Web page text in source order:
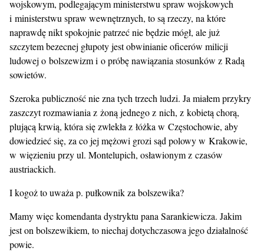
wojskowym, podlegającym ministerstwu spraw wojskowych
i ministerstwu spraw wewnętrznych, to są rzeczy, na które
naprawdę nikt spokojnie patrzeć nie będzie mógł, ale już
szczytem bezecnej głupoty jest obwinianie oficerów milicji
ludowej o bolszewizm i o próbę nawiązania stosunków z Radą
sowietów.
Szeroka publiczność nie zna tych trzech ludzi. Ja miałem przykry
zaszczyt rozmawiania z żoną jednego z nich, z kobietą chorą,
plującą krwią, która się zwlekła z łóżka w Częstochowie, aby
dowiedzieć się, za co jej mężowi grozi sąd polowy w Krakowie,
w więzieniu przy ul. Montelupich, osławionym z czasów
austriackich.
I kogoż to uważa p. pułkownik za bolszewika?
Mamy więc komendanta dystryktu pana Sarankiewicza. Jakim
jest on bolszewikiem, to niechaj dotychczasowa jego działalność
powie.